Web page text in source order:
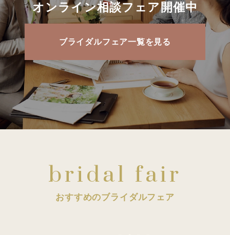
オンライン相談フェア開催中
ブライダルフェア一覧を見る
bridal fair
おすすめのブライダルフェア